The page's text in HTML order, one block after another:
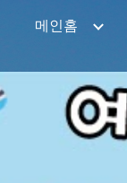
Skip to main content
메인홈